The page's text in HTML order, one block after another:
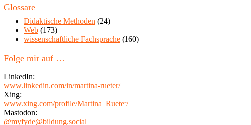
diesem
Glossare
Didaktische Methoden (24)
Web (173)
wissenschaftliche Fachsprache (160)
Folge mir auf …
LinkedIn:
www.linkedin.com/in/martina-rueter/
Xing:
www.xing.com/profile/Martina_Rueter/
Mastodon:
@myfyde@bildung.social